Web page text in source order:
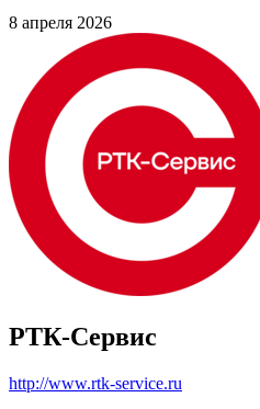
8 апреля 2026
РТК-Сервис
http://www.rtk-service.ru